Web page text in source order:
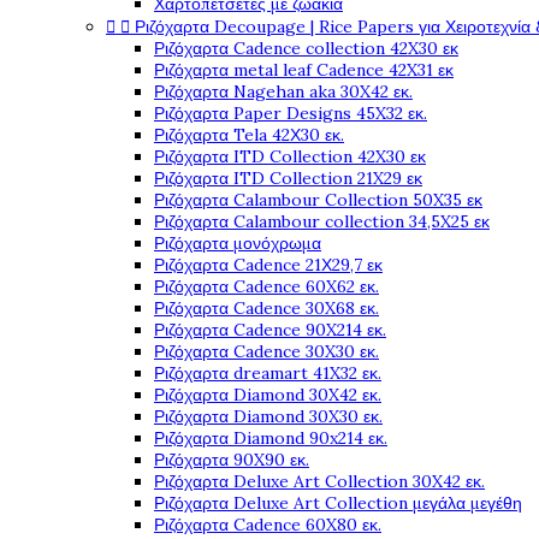
  Ριζόχαρτα Decoupage | Rice Papers για Χειροτεχνία
Ριζόχαρτα Cadence collection 42X30 εκ
Ριζόχαρτα metal leaf Cadence 42X31 εκ
Ριζόχαρτα Nagehan aka 30X42 εκ.
Ριζόχαρτα Paper Designs 45X32 εκ.
Ριζόχαρτα Tela 42Χ30 εκ.
Ριζόχαρτα ITD Collection 42X30 εκ
Ριζόχαρτα ITD Collection 21X29 εκ
Ριζόχαρτα Calambour Collection 50X35 εκ
Ριζόχαρτα Calambour collection 34,5X25 εκ
Ριζόχαρτα μονόχρωμα
Ριζόχαρτα Cadence 21Χ29,7 εκ
Ριζόχαρτα Cadence 60X62 εκ.
Ριζόχαρτα Cadence 30X68 εκ.
Ριζόχαρτα Cadence 90X214 εκ.
Ριζόχαρτα Cadence 30X30 εκ.
Ριζόχαρτα dreamart 41X32 εκ.
Ριζόχαρτα Diamond 30X42 εκ.
Ριζόχαρτα Diamond 30X30 εκ.
Ριζόχαρτα Diamond 90x214 εκ.
Ριζόχαρτα 90X90 εκ.
Ριζόχαρτα Deluxe Art Collection 30X42 εκ.
Ριζόχαρτα Deluxe Art Collection μεγάλα μεγέθη
Ριζόχαρτα Cadence 60X80 εκ.